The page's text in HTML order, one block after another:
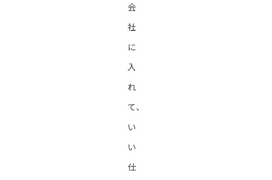
会
社
に
入
れ
て、
い
い
仕